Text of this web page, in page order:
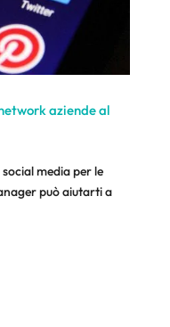
aziende al
media per le
può aiutarti a